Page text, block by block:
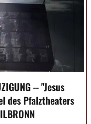
-- "Jesus
des Pfalztheaters